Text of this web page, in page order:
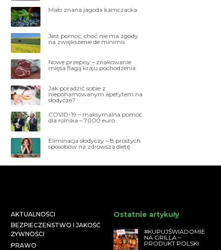
Mało znana jagoda kamczacka
Jest pomoc, choć nie ma zgody
na zwiększenie de minimis
Nowe przepisy – znakowanie
mięsa flagą kraju pochodzenia
Jak poradzić sobie z
niepohamowanym apetytem na
słodycze?
COVID-19 – maksymalna pomoc
dla rolnika – 7000 euro
Eliminacja słodyczy – 8 prostych
sposobów na zdrowszą dietę
AKTUALNOŚCI
BEZPIECZEŃSTWO I JAKOŚĆ
ŻYWNOŚCI
PRAWO
Ostatnie artykuły
#KUPUJŚWIADOMIE
NA GRILLA –
PRODUKT POLSKI